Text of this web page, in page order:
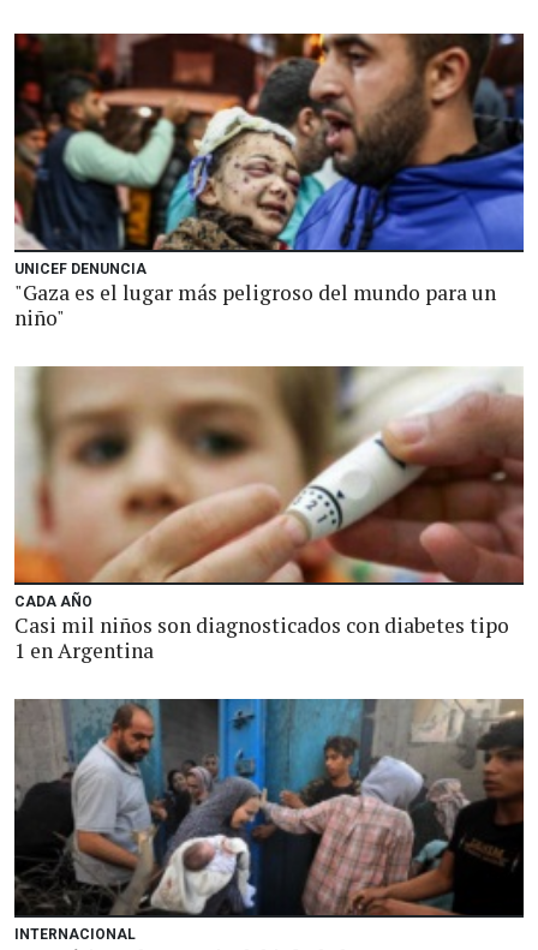
UNICEF DENUNCIA
"Gaza es el lugar más peligroso del mundo para un
niño"
CADA AÑO
Casi mil niños son diagnosticados con diabetes tipo
1 en Argentina
INTERNACIONAL